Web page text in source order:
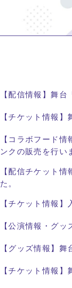
【配信情報】舞
【チケット情報
【コラボフード
ンクの販売を行い
【配信チケット
た。
【チケット情報
【公演情報・グ
【グッズ情報】
【チケット情報